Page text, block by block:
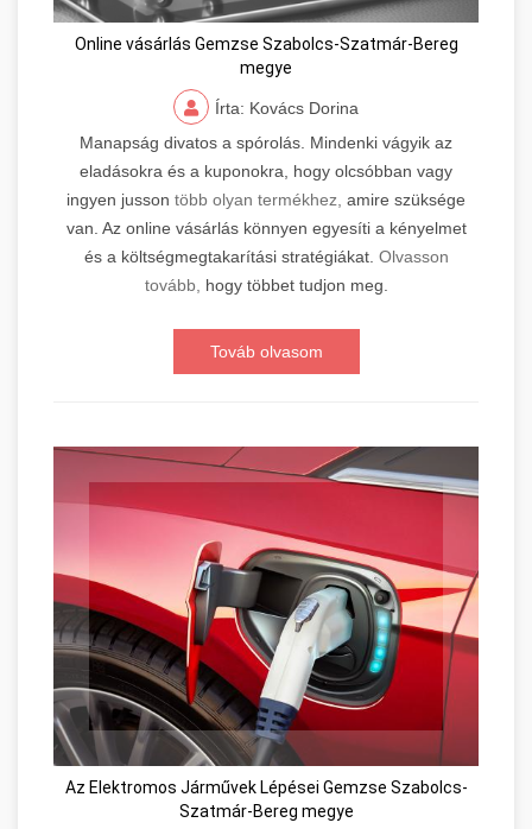
Online vásárlás Gemzse Szabolcs-Szatmár-Bereg
megye
Írta: Kovács Dorina
Manapság divatos a spórolás. Mindenki vágyik az
eladásokra és a kuponokra, hogy olcsóbban vagy
ingyen jusson több olyan termékhez, amire szüksége
van. Az online vásárlás könnyen egyesíti a kényelmet
és a költségmegtakarítási stratégiákat. Olvasson
tovább, hogy többet tudjon meg.
Továb olvasom
Az Elektromos Járművek Lépései Gemzse Szabolcs-
Szatmár-Bereg megye